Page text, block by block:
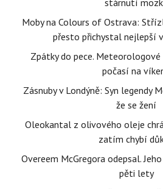
stárnutí
Moby na Colours of Ostrava:
přesto přichystal nejlepší
Zpátky do pece.
počasí na
Zásnuby v Londýně: Syn legendy
že se žení
Oleokantal z olivového oleje
zatím chybí
Overeem McGregora odepsal.
pěti lety